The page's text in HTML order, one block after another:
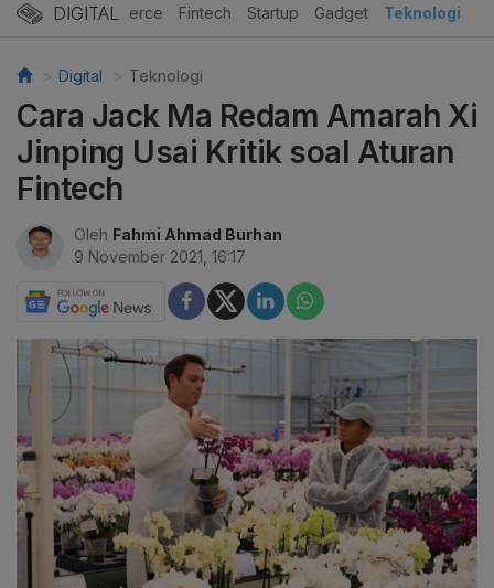
DIGITAL
E-Commerce Fintech Startup Gadget Teknologi
Digital Teknologi
Cara Jack Ma Redam Amarah Xi
Jinping Usai Kritik soal Aturan
Fintech
Oleh Fahmi Ahmad Burhan
9 November 2021, 16:17